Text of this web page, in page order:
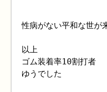
性病がない平和な世が
以上
ゴム装着率10割打者
ゆうでした